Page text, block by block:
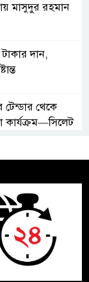
মাসুদুর রহমান
দান,
থেকে
কার্যক্রম—সিলেট
কিশোর ছেলের
বিদ্রোহীদের
তৃনমূলে ভাঙনের